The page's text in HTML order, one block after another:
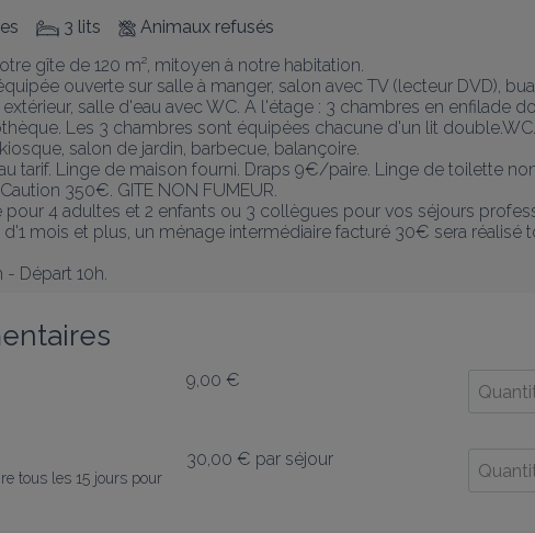
3 lits
Animaux refusés
gîte de 120 m², mitoyen à notre habitation.
ouverte sur salle à manger, salon avec TV (lecteur DVD),
salle d'eau avec WC. A l'étage : 3 chambres en enfilade
Les 3 chambres sont équipées chacune d'un lit
salon de jardin, barbecue, balançoire.
tarif. Linge de maison fourni. Draps 9€/paire. Linge de toilette
350€. GITE NON FUMEUR.
4 adultes et 2 enfants ou 3 collègues pour vos séjours
mois et plus, un ménage intermédiaire facturé 30€ sera réalisé
- Départ 10h.
9,00 €
tous les 15 jours pour
30,00 € par séjour